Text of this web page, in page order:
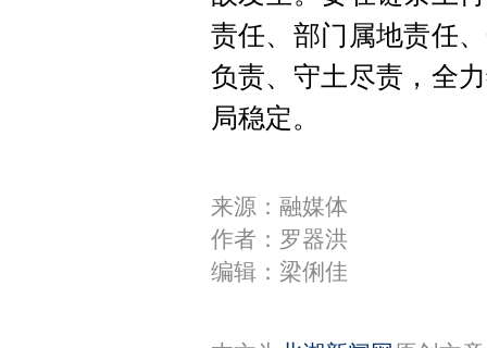
责任、部门属地责任
负责、守土尽责，全
局稳定。
来源：融媒体
作者：罗器洪
编辑：梁俐佳